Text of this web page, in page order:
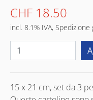
CHF 18.50
incl. 8.1% IVA,
15 x 21 cm, set da 3